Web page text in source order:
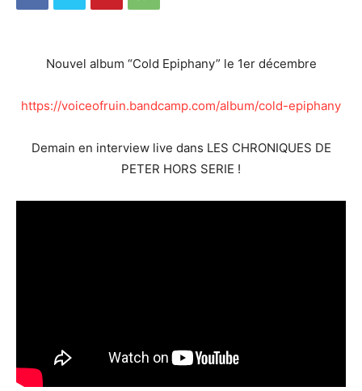
Nouvel album “Cold Epiphany” le 1er décembre
https://voiceofruin.bandcamp.com/album/cold-epiphany
Demain en interview live dans LES CHRONIQUES DE
PETER HORS SERIE !